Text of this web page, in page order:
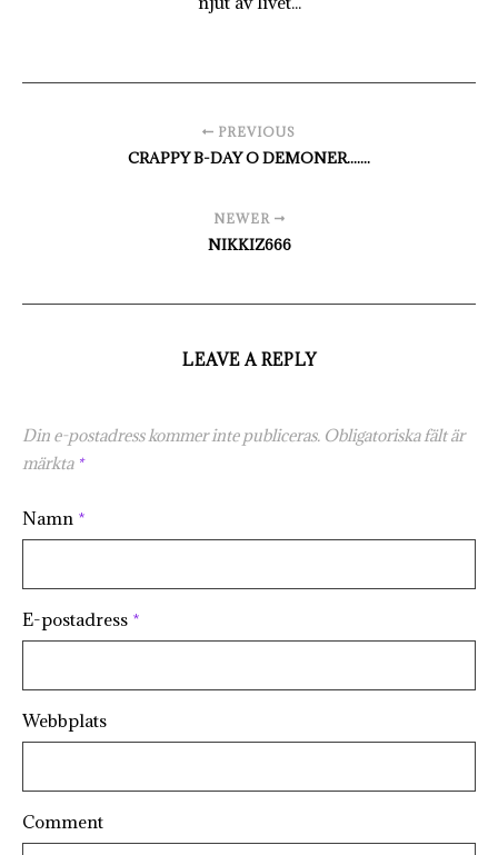
PREVIOUS
CRAPPY B-DAY O DEMONER.......
NEWER
NIKKIZ666
LEAVE A REPLY
Din e-postadress kommer inte publiceras. Obligatoriska fält är
märkta *
Namn *
E-postadress *
Webbplats
Comment